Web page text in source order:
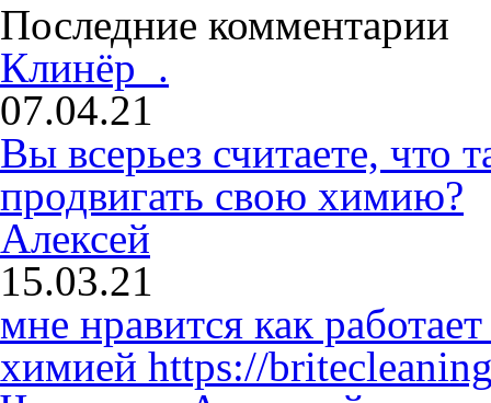
Последние комментарии
Клинёр .
07.04.21
Вы всерьез считаете, что
продвигать свою химию?
Алексей
15.03.21
мне нравится как
химией https://